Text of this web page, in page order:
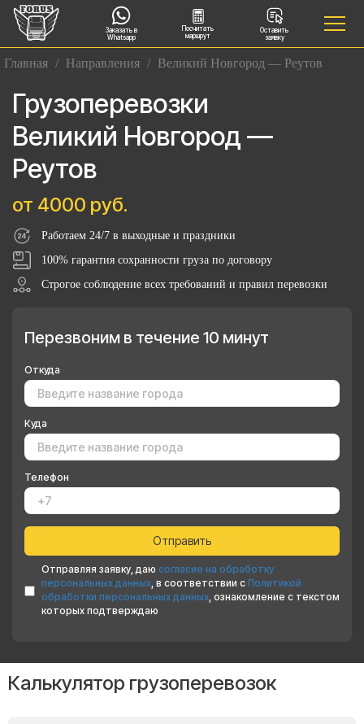
Заказать в
Whatsapp
Посчитать
маршрут
Оставить
заявку
Главная / Направления / Великий Новгород — Реутов
Грузоперевозки
Великий Новгород —
Реутов
от 4000 руб.
Работаем 24/7 в выходные и праздники
100% гарантия сохранности груза по договору
Строгое соблюдение всех требований и правил перевозки
Перезвоним в течение 10 минут
Откуда
Куда
Телефон
Отправляя заявку, даю согласие на обработку
персональных данных, в соответствии с Политикой
обработки персональных данных, ознакомление с текстом
которых подтверждаю
Калькулятор грузоперевозок